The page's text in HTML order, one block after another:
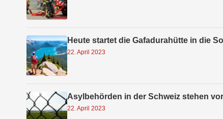
Heute startet die Gafadurahütte in die
22. April 2023
Asylbehörden in der Schweiz stehen
22. April 2023